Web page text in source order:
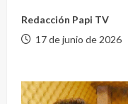
Redacción Papi TV
17 de junio de 2026